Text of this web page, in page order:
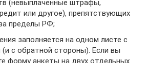
(невыплаченные штрафы,
или другое), препятствующих
пределы РФ;
заполняется на одном листе с
(и с обратной стороны). Если вы
форму анкеты на двух отдельных